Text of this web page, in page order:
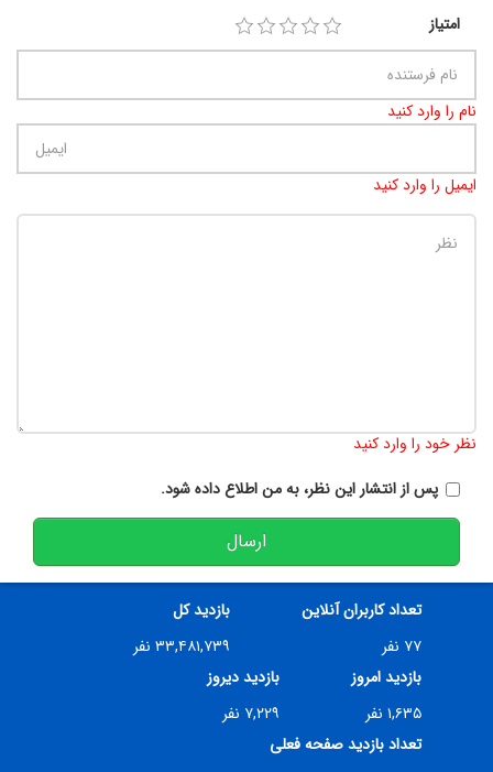
امتیاز
نام را وارد کنید
ایمیل را وارد کنید
نظر خود را وارد کنید
پس از انتشار این نظر، به من اطلاع داده شود.
ارسال
تعداد کاربران آنلاین
۷۷ نفر
بازدید کل
۳۳,۴۸۱,۷۳۹ نفر
بازدید امروز
۱,۶۳۵ نفر
بازدید دیروز
۷,۲۲۹ نفر
تعداد بازدید صفحه فعلی